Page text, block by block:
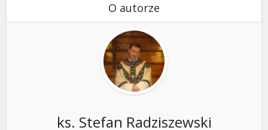
O autorze
ks. Stefan Radziszewski